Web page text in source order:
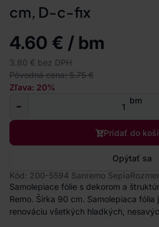
cm, D-c-fix
4.60 € / bm
3.80 € bez DPH
Pôvodná cena: 5.75 €
Zľava: 20%
bm
Pridať do
Opýtať sa
Kód: 200-5594 Sanremo Sepia
Samolepiace fólie s dekorom a
Remo. Šírka 90 cm. Samolepiaca
renováciu všetkých hladkých,